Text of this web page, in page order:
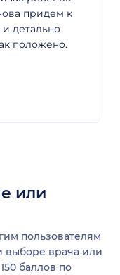
придем к
детально
положено.
или
пользователям
выборе врача или
баллов по